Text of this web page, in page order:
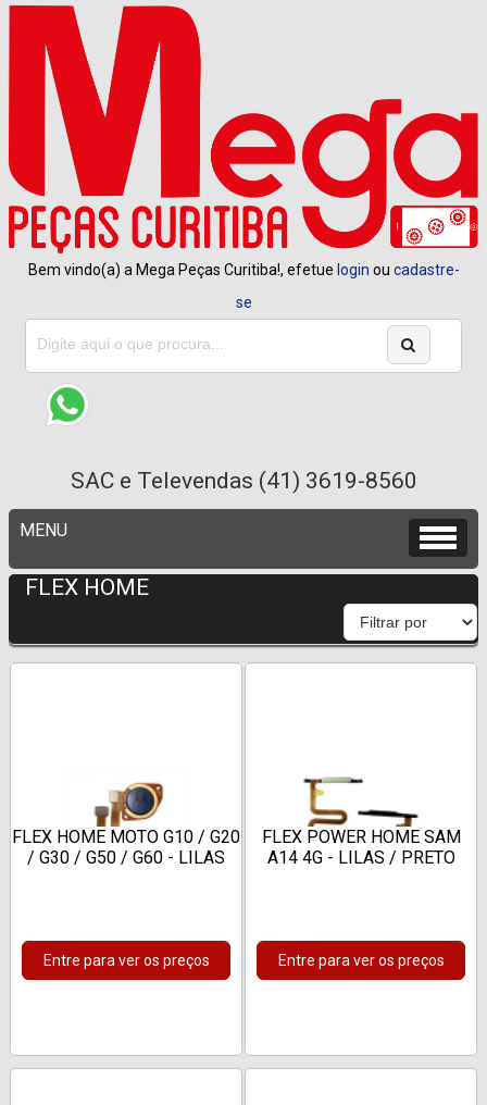
Bem vindo(a) a Mega Peças Curitiba!, efetue login ou cadastre-
se
SAC e Televendas (41) 3619-8560
FLEX HOME
FLEX HOME MOTO G10 / G20
/ G30 / G50 / G60 - LILAS
Entre para ver os preços
FLEX POWER HOME SAM
A14 4G - LILAS / PRETO
Entre para ver os preços